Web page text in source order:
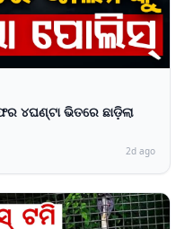
୪ଘଣ୍ଟା ଭିତରେ ଛାଡ଼ିଲା
2d ago